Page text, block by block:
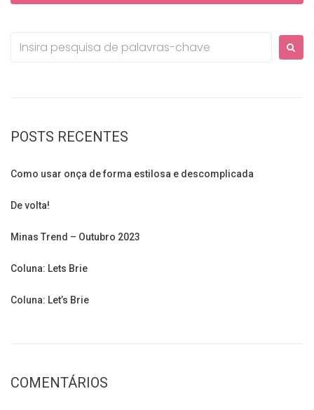
Procurar:
POSTS RECENTES
Como usar onça de forma estilosa e descomplicada
De volta!
Minas Trend – Outubro 2023
Coluna: Lets Brie
Coluna: Let’s Brie
COMENTÁRIOS